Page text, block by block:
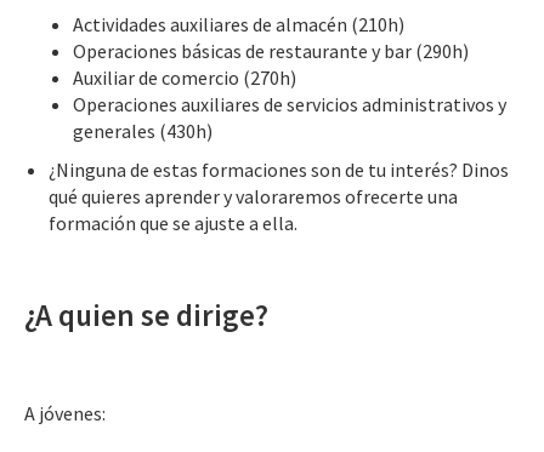
Actividades auxiliares de almacén (210h)
Operaciones básicas de restaurante y bar (290h)
Auxiliar de comercio (270h)
Operaciones auxiliares de servicios administrativos y
generales (430h)
¿Ninguna de estas formaciones son de tu interés? Dinos
qué quieres aprender y valoraremos ofrecerte una
formación que se ajuste a ella.
¿A quien se dirige?
A jóvenes: